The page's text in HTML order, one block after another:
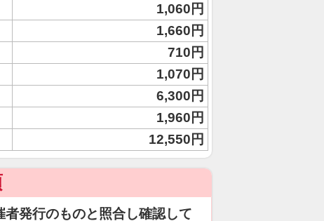
1,060円
1,660円
710円
1,070円
6,300円
1,960円
12,550円
発行のものと照合し確認して